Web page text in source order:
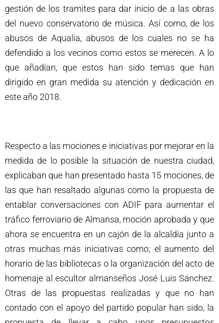
gestión de los tramites para dar inicio de a las obras
del nuevo conservatorio de música. Así como, de los
abusos de Aqualia, abusos de los cuales no se ha
defendido a los vecinos como estos se merecen. A lo
que añadían, que estos han sido temas que han
dirigido en gran medida su atención y dedicación en
este año 2018.
Respecto a las mociones e iniciativas por mejorar en la
medida de lo posible la situación de nuestra ciudad,
explicaban que han presentado hasta 15 mociones, de
las que han resaltado algunas como la propuesta de
entablar conversaciones con ADIF para aumentar el
tráfico ferroviario de Almansa, moción aprobada y que
ahora se encuentra en un cajón de la alcaldía junto a
otras muchas más iniciativas como; el aumento del
horario de las bibliotecas o la organización del acto de
homenaje al escultor almanseños José Luis Sánchez.
Otras de las propuestas realizadas y que no han
contado con el apoyo del partido popular han sido, la